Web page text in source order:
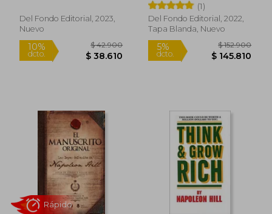
dcto.
$ 35.200
$ 33.757
4%
dcto.
Rápido
Del Fondo Editorial, 2023,
Nuevo
(1)
Del Fondo Editorial, 2022,
Tapa Blanda, Nuevo